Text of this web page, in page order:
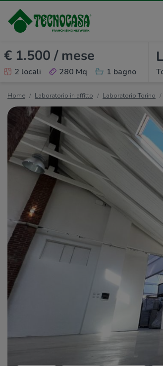
€ 1.500 / mese
2 locali 280 Mq 1 bagno
Home Laboratorio in affitto Laboratorio Torino